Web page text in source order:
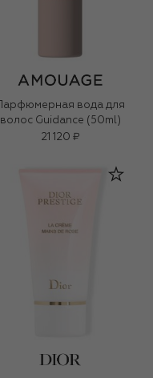
Парфюмерная вода для
волос Guidance (50ml)
21 120 ₽